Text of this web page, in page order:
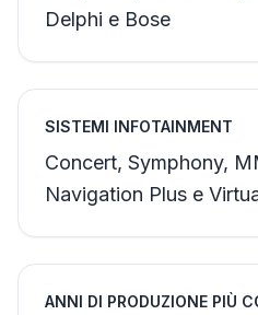
Delphi e Bose
SISTEMI INFOTAINMENT
Concert, Symphony,
Navigation Plus e
ANNI DI PRODUZIONE PIÙ